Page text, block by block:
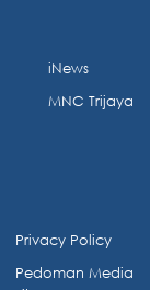
iNews
MNC Trijaya
Privacy Policy
Pedoman Media